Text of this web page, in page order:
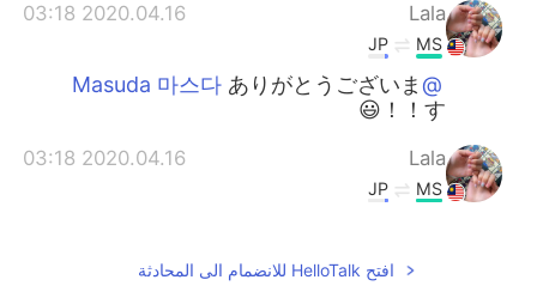
Lala
2020.04.16 03:18
MS
JP
@Masuda 마스다
ありがとうございま
す！！😃
Lala
2020.04.16 03:18
MS
JP
れない😂افتح HelloTalk للانضمام الى المحادثة